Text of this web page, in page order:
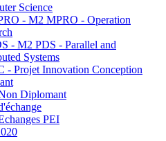
Science
- M2 MPRO - Operation
- M2 PDS - Parallel and
Systems
- Projet Innovation Conception
Diplomant
PEI